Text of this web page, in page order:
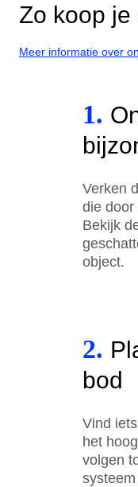
Zo koop je
Meer informatie over
1.
Verken
die door
Bekijk
object.
2.
bod
Vind
het
volgen